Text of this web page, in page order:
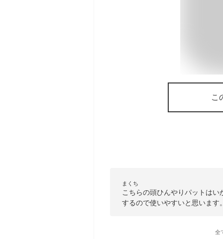
こ
まくち
こちらの頭ひんやりパットは
するので使いやすいと思います
全